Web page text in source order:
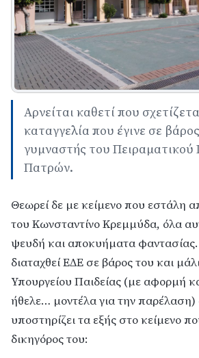
Αρνείται καθετί που
καταγγελία που έγινε σε
γυμναστής του Πειραματικού
Πατρών.
Θεωρεί δε με κείμενο που εστάλη
του Κωνσταντίνο Κρεμμύδα, όλα
ψευδή και αποκυήματα φαντασίας.
διαταχθεί ΕΔΕ σε βάρος του και
Υπουργείου Παιδείας (με αφορμή
ήθελε… μοντέλα για την παρέλαση)
υποστηρίζει τα εξής στο κείμενο
δικηγόρος του: